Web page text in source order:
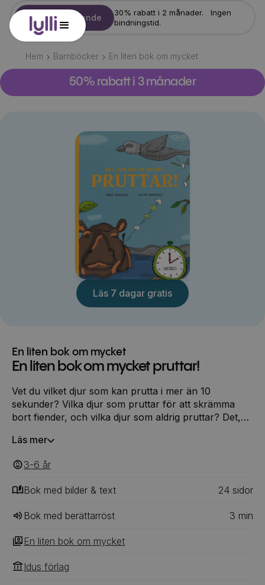
Starta erbjudande
30% rabatt i 2 månader. Ingen
bindningstid.
Hem Barnböcker En liten bok om mycket
50% rabatt i 3 månader
Läs 7 dagar gratis
En liten bok om mycket
En liten bok om mycket pruttar!
Vet du vilket djur som kan prutta i mer än 10
sekunder? Vilka djur som pruttar för att skrämma
bort fiender, och vilka djur som aldrig pruttar? Det,
Läs mer
3-6 ‎‎ år
Bok med bilder & text 24 ‎‎ sidor
Bok med berättarröst 3 min
En liten bok om mycket
Idus förlag